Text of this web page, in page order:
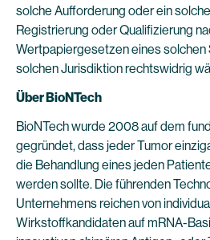
solche Aufforderung oder ein
Registrierung oder Qualifizierung
Wertpapiergesetzen eines solchen
solchen Jurisdiktion rechtswidrig
Über BioNTech
BioNTech wurde 2008 auf dem
gegründet, dass jeder Tumor
die Behandlung eines jeden
werden sollte. Die führenden
Unternehmens reichen von
Wirkstoffkandidaten auf mRNA-